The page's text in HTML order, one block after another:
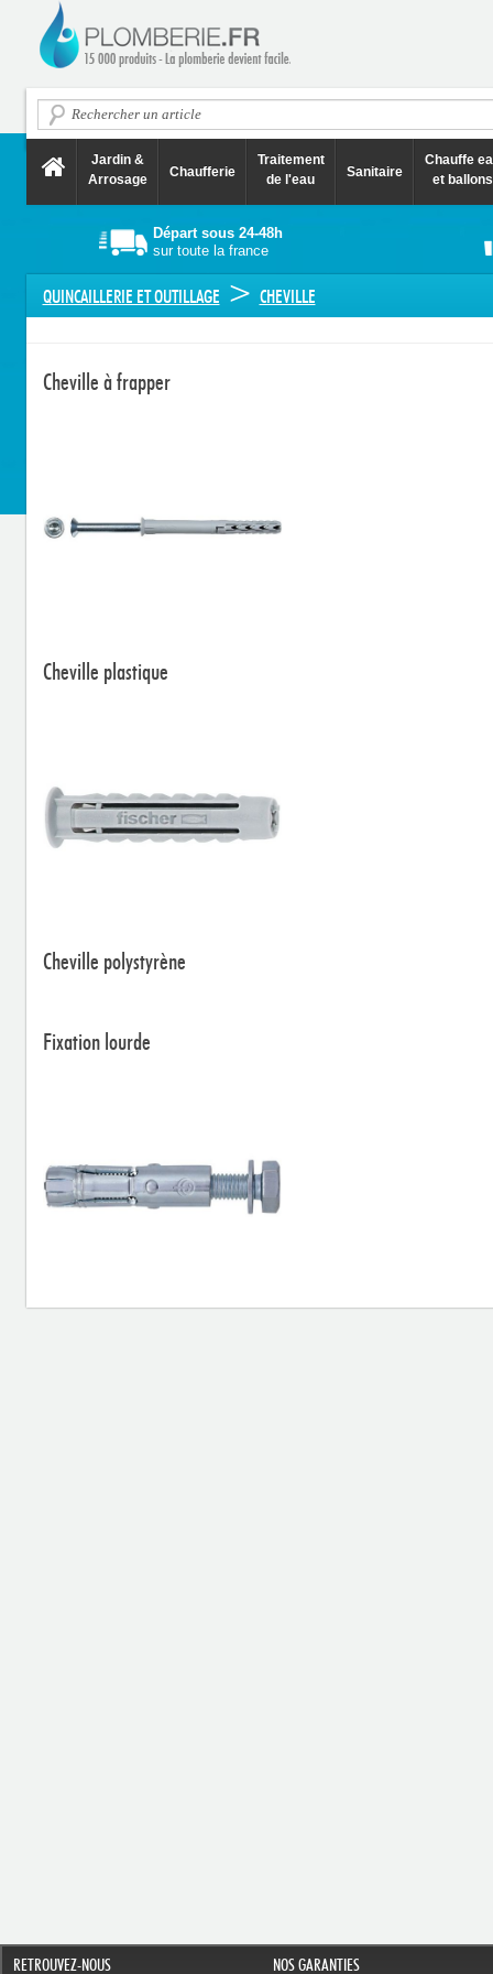
Jardin &
Arrosage
Chaufferie
Traitement
de l'eau
Sanitaire
Chauffe
et ballons
Départ sous 24-48h
sur toute la france
QUINCAILLERIE ET OUTILLAGE > CHEVILLE
Cheville à frapper
Cheville plastique
Cheville polystyrène
Fixation lourde
RETROUVEZ-NOUS NOS GARANTIES